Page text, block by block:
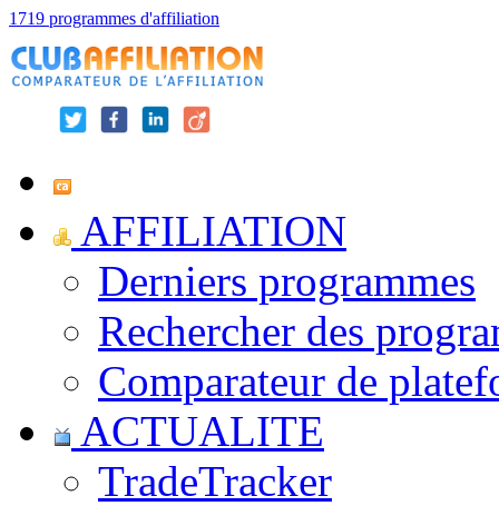
1719 programmes d'affiliation
AFFILIATION
Derniers programmes
Rechercher des
Comparateur de
ACTUALITE
TradeTracker